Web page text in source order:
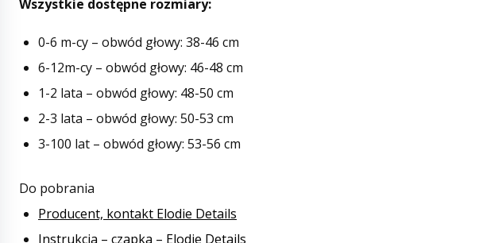
Wszystkie dostępne rozmiary:
0-6 m-cy – obwód głowy: 38-46 cm
6-12m-cy – obwód głowy: 46-48 cm
1-2 lata – obwód głowy: 48-50 cm
2-3 lata – obwód głowy: 50-53 cm
3-100 lat – obwód głowy: 53-56 cm
Do pobrania
Producent, kontakt Elodie Details
Instrukcja – czapka – Elodie Details